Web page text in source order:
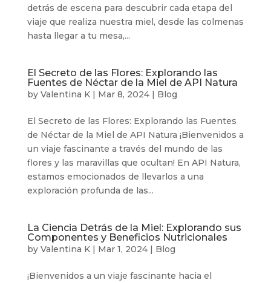
detrás de escena para descubrir cada etapa del
viaje que realiza nuestra miel, desde las colmenas
hasta llegar a tu mesa,...
El Secreto de las Flores: Explorando las
Fuentes de Néctar de la Miel de API Natura
by Valentina K| Mar 8, 2024| Blog
El Secreto de las Flores: Explorando las Fuentes
de Néctar de la Miel de API Natura ¡Bienvenidos a
un viaje fascinante a través del mundo de las
flores y las maravillas que ocultan! En API Natura,
estamos emocionados de llevarlos a una
exploración profunda de las...
La Ciencia Detrás de la Miel: Explorando sus
Componentes y Beneficios Nutricionales
by Valentina K| Mar 1, 2024| Blog
¡Bienvenidos a un viaje fascinante hacia el